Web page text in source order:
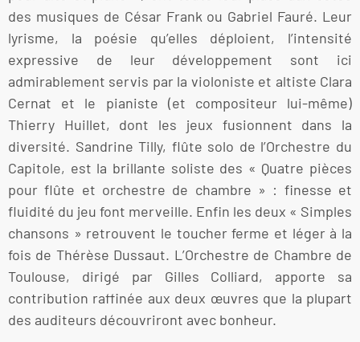
des musiques de César Frank ou Gabriel Fauré. Leur
lyrisme, la poésie qu’elles déploient, l’intensité
expressive de leur développement sont ici
admirablement servis par la violoniste et altiste Clara
Cernat et le pianiste (et compositeur lui-même)
Thierry Huillet, dont les jeux fusionnent dans la
diversité. Sandrine Tilly, flûte solo de l’Orchestre du
Capitole, est la brillante soliste des « Quatre pièces
pour flûte et orchestre de chambre » : finesse et
fluidité du jeu font merveille. Enfin les deux « Simples
chansons » retrouvent le toucher ferme et léger à la
fois de Thérèse Dussaut. L’Orchestre de Chambre de
Toulouse, dirigé par Gilles Colliard, apporte sa
contribution raffinée aux deux œuvres que la plupart
des auditeurs découvriront avec bonheur.